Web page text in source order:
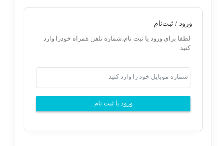
ورود / ثبت‌نام
لطفا برای ورود یا ثبت نام،شماره تلفن همراه خودرا وارد
کنید
ورود یا ثبت نام